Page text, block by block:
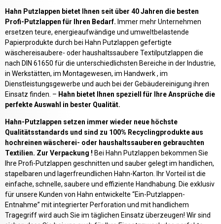
Hahn Putzlappen bietet Ihnen seit über 40 Jahren die besten
Profi-Putzlappen für Ihren Bedarf. Immer mehr Unternehmen
ersetzen teure, energieaufwändige und umweltbelastende
Papierprodukte durch bei Hahn Putzlappen gefertigte
wäschereisaubere- oder haushaltssaubere Textilputzlappen die
nach DIN 61650 für die unterschiedlichsten Bereiche in der Industrie,
in Werkstätten, im Montagewesen, im Handwerk , im
Dienstleistungsgewerbe und auch bei der Gebäudereinigung ihren
Einsatz finden. – Hahn bietet Ihnen speziell für Ihre Ansprüche die
perfekte Auswahl in bester Qualität.
Hahn-Putzlappen setzen immer wieder neue höchste
Qualitätsstandards und sind zu 100% Recyclingprodukte aus
hochreinen wäscherei- oder haushaltssauberen gebrauchten
Textilien. Zur Verpackung ! Bei Hahn Putzlappen bekommen Sie
Ihre Profi-Putzlappen geschnitten und sauber gelegt im handlichen,
stapelbaren und lagerfreundlichen Hahn-Karton. Ihr Vorteil ist die
einfache, schnelle, saubere und effiziente Handhabung. Die exklusiv
für unsere Kunden von Hahn entwickelte “Ein-Putzlappen-
Entnahme” mit integrierter Perforation und mit handlichem
Tragegriff wird auch Sie im täglichen Einsatz überzeugen! Wir sind